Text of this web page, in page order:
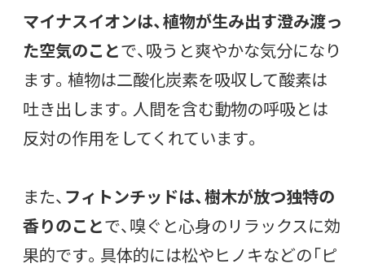
マイナスイオンは、植物が生み出す澄み渡っ
た空気のことで、吸うと爽やかな気分になり
ます。植物は二酸化炭素を吸収して酸素は
吐き出します。人間を含む動物の呼吸とは
反対の作用をしてくれています。
また、 フィトンチッドは、樹木が放つ独特の
香りのことで、嗅ぐと心身のリラックスに効
果的です。具体的には松やヒノキなどの「ピ